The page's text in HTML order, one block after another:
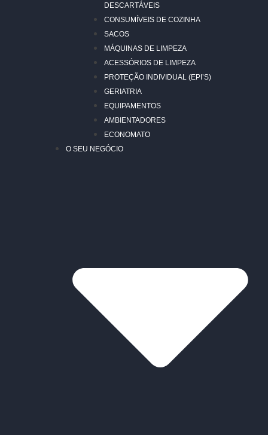
DESCARTÁVEIS
CONSUMÍVEIS DE COZINHA
SACOS
MÁQUINAS DE LIMPEZA
ACESSÓRIOS DE LIMPEZA
PROTEÇÃO INDIVIDUAL (EPI’S)
GERIATRIA
EQUIPAMENTOS
AMBIENTADORES
ECONOMATO
O SEU NEGÓCIO